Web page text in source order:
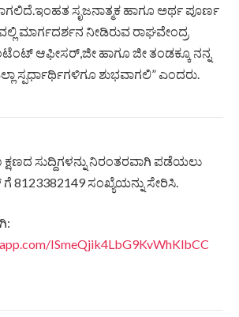
ಸೃಜನಾತ್ಮಕ ಹಾಗೂ ಅರ್ಥ ಪೂರ್ಣ
ಮಾರ್ಗದರ್ಶನ ನೀಡಿರುವ ರಾಘವೇಂದ್ರ
ಆಫೀಸರ್,ಜೀ ಹಾಗೂ ಜೀ ತಂಡಕ್ಕೂ ನನ್ನ
ಸ್ಪರ್ಧಾರ್ಥಿಗಳಿಗೂ ಶುಭವಾಗಲಿ” ಎಂದರು.
ಸುದ್ದಿಗಳನ್ನು ನಿರಂತರವಾಗಿ ಪಡೆಯಲು
8123382149 ಸಂಖ್ಯೆಯನ್ನು ಸೇರಿಸಿ.
ISmeQjik4LbG9KvWhKlbCC